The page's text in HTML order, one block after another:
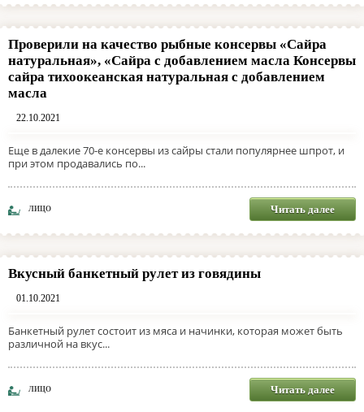
Проверили на качество рыбные консервы «Сайра
натуральная», «Сайра с добавлением масла Консервы
сайра тихоокеанская натуральная с добавлением
масла
22.10.2021
Еще в далекие 70-е консервы из сайры стали популярнее шпрот, и
при этом продавались по...
ЛИЦО Читать далее
Вкусный банкетный рулет из говядины
01.10.2021
Банкетный рулет состоит из мяса и начинки, которая может быть
различной на вкус...
ЛИЦО Читать далее